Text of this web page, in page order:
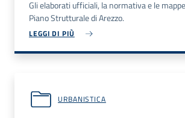
Gli elaborati ufficiali, la normativa e le
Piano Strutturale di Arezzo.
LEGGI DI PIÙ
URBANISTICA